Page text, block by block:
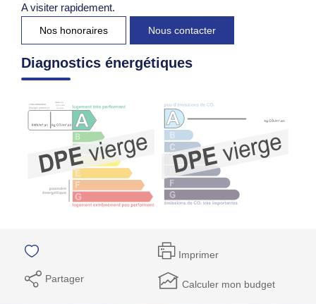
A visiter rapidement.
Nos honoraires Nous contacter
Diagnostics énergétiques
Imprimer
Partager Calculer mon budget